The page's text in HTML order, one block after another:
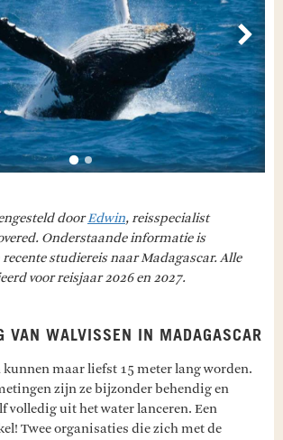
doorEdwin, reisspecialist
Onderstaande informatie is
recente studiereis naar Madagascar. Alle
voor reisjaar 2026 en 2027.
VAN WALVISSEN IN MADAGASCAR
maar liefst 15 meter lang worden.
zijn ze bijzonder behendig en
volledig uit het water lanceren. Een
Twee organisaties die zich met de